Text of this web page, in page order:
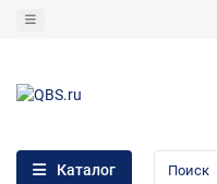
Каталог